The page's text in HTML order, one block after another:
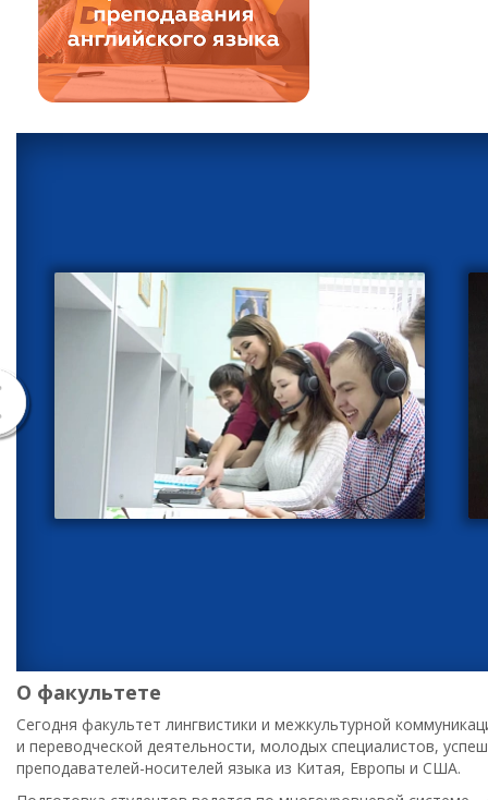
О факультете
Сегодня факультет лингвистики и межкультурной
и переводческой деятельности, молодых специалистов,
преподавателей-носителей языка из Китая, Европы и США.